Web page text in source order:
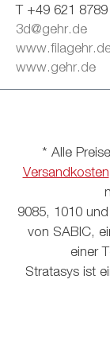
T +49 621
3d@gehr.de
www.gehr.de
* Alle
Versandkosten
9085, 1010
von SABIC,
einer
Stratasys ist